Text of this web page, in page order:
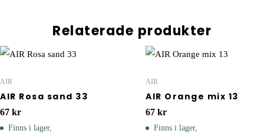
Relaterade produkter
AIR
AIR Rosa sand 33
67 kr
Finns i lager,
AIR
AIR Orange mix 13
67 kr
Finns i lager,